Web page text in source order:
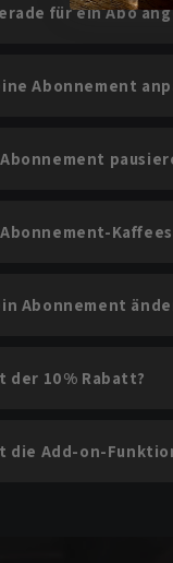
für ein Abo
Abonnement
Abonnement
10% Rabatt?
die Add-on-